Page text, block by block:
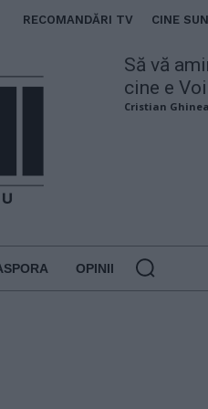
RECOMANDĂRI TV CINE
Să vă
cine e
Cristian Ghinea
OPINII